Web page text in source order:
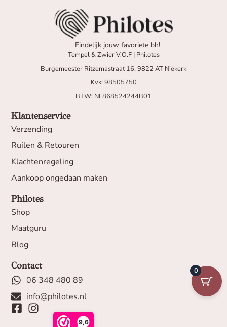
9,6
Eindelijk jouw favoriete bh!
Tempel & Zwier V.O.F | Philotes
Burgemeester Ritzemastraat 16, 9822 AT Niekerk
Kvk: 98505750
BTW: NL868524244B01
Klantenservice
Verzending
Ruilen & Retouren
Klachtenregeling
Aankoop ongedaan maken
Philotes
Shop
Maatguru
Blog
Contact
06 348 480 89
info@philotes.nl
0